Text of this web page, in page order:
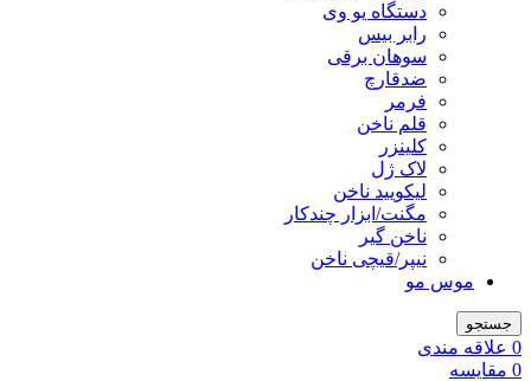
دستگاه یو وی
رابر بیس
سوهان برقی
ضدقارچ
فرمر
قلم ناخن
کلینزر
لاک ژل
لیکوييد ناخن
مگنت/ابزار چندکار
ناخن گیر
نیپر/قیچی ناخن
موس مو
جستجو
0 علاقه مندی
0 مقایسه